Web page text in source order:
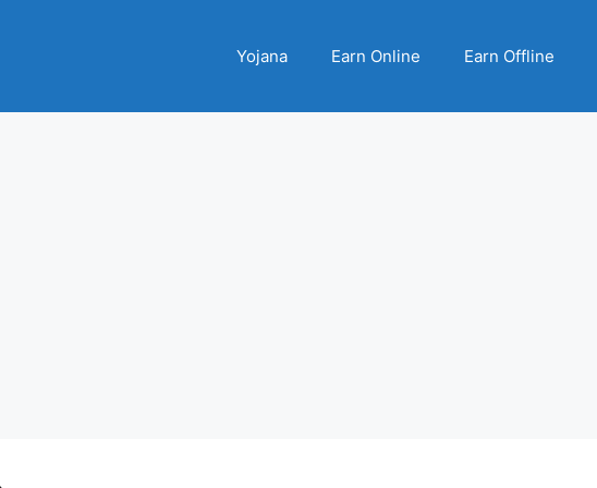
Yojana Earn Online Earn Offline